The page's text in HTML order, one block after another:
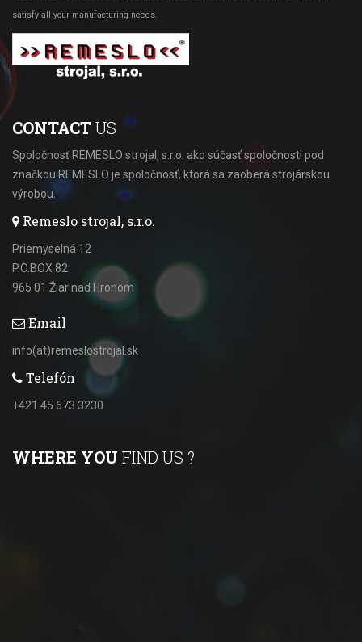
satisfy all your manufacturing needs.
CONTACTUS
Spoločnosť REMESLO strojal, s.r.o. ako súčasť spoločnosti pod
značkou REMESLO je spoločnosť, ktorá sa zaoberá strojárskou
výrobou.
Remeslo strojal, s.r.o.
Priemyselná 12
P.O.BOX 82
965 01 Žiar nad Hronom
Email
info(at)remeslostrojal.sk
Telefón
+421 45 673 3230
WHERE YOU FIND US ?